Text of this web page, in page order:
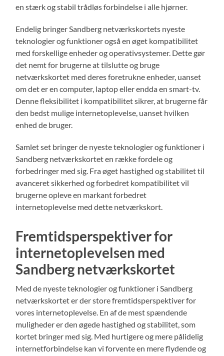
en stærk og stabil trådløs forbindelse i alle hjørner.
Endelig bringer Sandberg netværkskortets nyeste
teknologier og funktioner også en øget kompatibilitet
med forskellige enheder og operativsystemer. Dette gør
det nemt for brugerne at tilslutte og bruge
netværkskortet med deres foretrukne enheder, uanset
om det er en computer, laptop eller endda en smart-tv.
Denne fleksibilitet i kompatibilitet sikrer, at brugerne får
den bedst mulige internetoplevelse, uanset hvilken
enhed de bruger.
Samlet set bringer de nyeste teknologier og funktioner i
Sandberg netværkskortet en række fordele og
forbedringer med sig. Fra øget hastighed og stabilitet til
avanceret sikkerhed og forbedret kompatibilitet vil
brugerne opleve en markant forbedret
internetoplevelse med dette netværkskort.
Fremtidsperspektiver for
internetoplevelsen med
Sandberg netværkskortet
Med de nyeste teknologier og funktioner i Sandberg
netværkskortet er der store fremtidsperspektiver for
vores internetoplevelse. En af de mest spændende
muligheder er den øgede hastighed og stabilitet, som
kortet bringer med sig. Med hurtigere og mere pålidelig
internetforbindelse kan vi forvente en mere flydende og